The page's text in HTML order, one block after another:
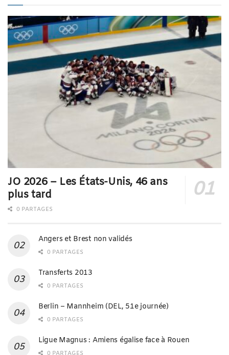
JO 2026 – Les États-Unis, 46 ans
plus tard
0 PARTAGES
Angers et Brest non validés
0 PARTAGES
Transferts 2013
0 PARTAGES
Berlin – Mannheim (DEL, 51e journée)
0 PARTAGES
Ligue Magnus : Amiens égalise face à Rouen